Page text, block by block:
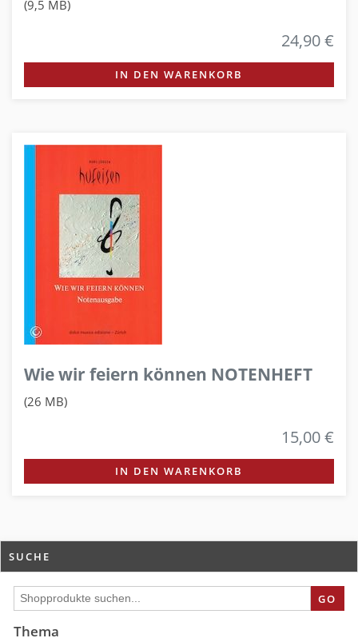
(9,5 MB)
24,90 €
IN DEN WARENKORB
Wie wir feiern können NOTENHEFT
(26 MB)
15,00 €
IN DEN WARENKORB
SUCHE
GO
Thema